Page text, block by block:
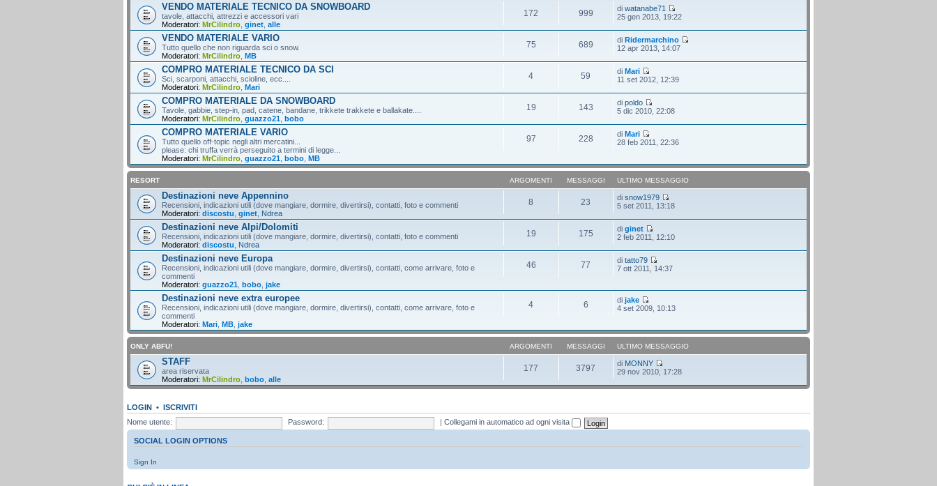
VENDO MATERIALE TECNICO DA SNOWBOARD
tavole, attacchi, attrezzi e accessori vari
Moderatori: MrCilindro ginet alle
172 999 diwatanabe71
25 gen 2013, 19:22
VENDO MATERIALE VARIO
Tutto quello che non riguarda sci o snow.
Moderatori: MrCilindro MB
75 689 diRidermarchino
12 apr 2013, 14:07
COMPRO MATERIALE TECNICO DA SCI
Sci, scarponi, attacchi, scioline, ecc....
Moderatori: MrCilindro Mari
4 59 diMari
11 set 2012, 12:39
COMPRO MATERIALE DA SNOWBOARD
Tavole, gabbie, step-in, pad, catene, bandane, trikkete trakkete e ballakate....
Moderatori: MrCilindro guazzo21 bobo
19 143 dipoldo
5 dic 2010, 22:08
COMPRO MATERIALE VARIO
Tutto quello off-topic negli altri mercatini...
please: chi truffa verrà perseguito a termini di legge...
Moderatori: MrCilindro guazzo21 bobo MB
97 228 diMari
28 feb 2011, 22:36
RESORT ARGOMENTI MESSAGGI ULTIMO MESSAGGIO
Destinazioni neve Appennino
Recensioni, indicazioni utili (dove mangiare, dormire, divertirsi), contatti, foto e commenti
Moderatori: discostu ginet Ndrea
8 23 disnow1979
5 set 2011, 13:18
Destinazioni neve Alpi/Dolomiti
Recensioni, indicazioni utili (dove mangiare, dormire, divertirsi), contatti, foto e commenti
Moderatori: discostu Ndrea
19 175 diginet
2 feb 2011, 12:10
Destinazioni neve Europa
Recensioni, indicazioni utili (dove mangiare, dormire, divertirsi), contatti, come arrivare, foto e
commenti
Moderatori: guazzo21 bobo jake
46 77 ditatto79
7 ott 2011, 14:37
Destinazioni neve extra europee
Recensioni, indicazioni utili (dove mangiare, dormire, divertirsi), contatti, come arrivare, foto e
commenti
Moderatori: Mari MB jake
4 6 dijake
4 set 2009, 10:13
ONLY ABFU! ARGOMENTI MESSAGGI ULTIMO MESSAGGIO
STAFF
area riservata
Moderatori: MrCilindro bobo alle
177 3797 di MONNY
29 nov 2010, 17:28
LOGIN • ISCRIVITI
Nome utente:
Password: Collegami in automatico ad ogni visita
SOCIAL LOGIN OPTIONS
Sign In